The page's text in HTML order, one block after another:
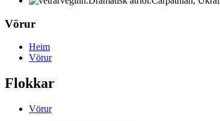
Vörur
Heim
Vörur
Flokkar
Vörur